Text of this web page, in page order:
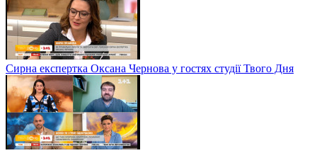
Сирна експертка Оксана Чернова у гостях студії Твого Дня